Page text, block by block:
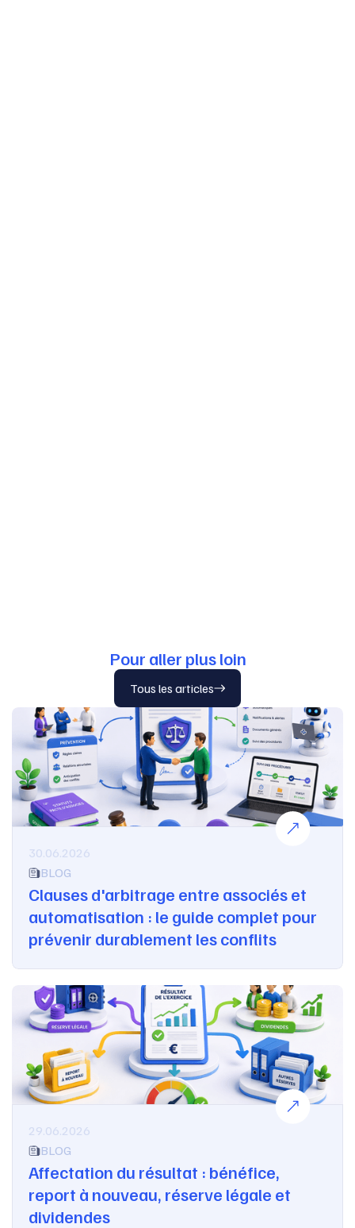
Pour aller plus loin
Tous les articles
30.06.2026
BLOG
Clauses d'arbitrage entre associés et
automatisation : le guide complet pour
prévenir durablement les conflits
29.06.2026
BLOG
Affectation du résultat : bénéfice,
report à nouveau, réserve légale et
dividendes